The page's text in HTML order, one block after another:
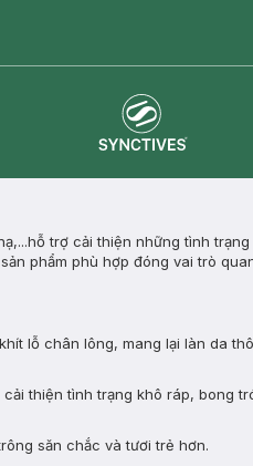
trợ cải thiện những tình
phẩm phù hợp đóng vai trò
lỗ chân lông, mang lại làn da
thiện tình trạng khô ráp, bong
săn chắc và tươi trẻ hơn.